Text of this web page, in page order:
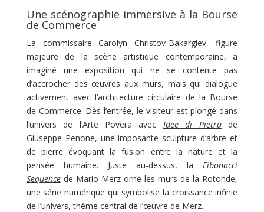
Une scénographie immersive à la Bourse
de Commerce
La commissaire Carolyn Christov-Bakargiev, figure
majeure de la scène artistique contemporaine, a
imaginé une exposition qui ne se contente pas
d’accrocher des œuvres aux murs, mais qui dialogue
activement avec l’architecture circulaire de la Bourse
de Commerce. Dès l’entrée, le visiteur est plongé dans
l’univers de l’Arte Povera avec Idee di Pietrade
Giuseppe Penone, une imposante sculpture d’arbre et
de pierre évoquant la fusion entre la nature et la
pensée humaine. Juste au-dessus, la Fibonacci
Sequencede Mario Merz orne les murs de la Rotonde,
une série numérique qui symbolise la croissance infinie
de l’univers, thème central de l’œuvre de Merz.